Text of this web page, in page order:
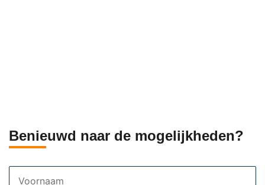
Benieuwd naar de mogelijkheden?